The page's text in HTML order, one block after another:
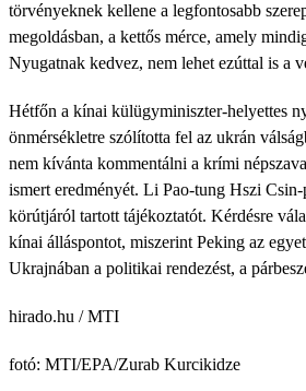
törvényeknek kellene a legfontosabb
megoldásban, a kettős mérce, amely
Nyugatnak kedvez, nem lehet ezúttal is a
Hétfőn a kínai külügyminiszter-helyettes
önmérsékletre szólította fel az ukrán
nem kívánta kommentálni a krími
ismert eredményét. Li Pao-tung Hszi
körútjáról tartott tájékoztatót. Kérdésre
kínai álláspontot, miszerint Peking az
Ukrajnában a politikai rendezést, a
hirado.hu / MTI
fotó: MTI/EPA/Zurab Kurcikidze